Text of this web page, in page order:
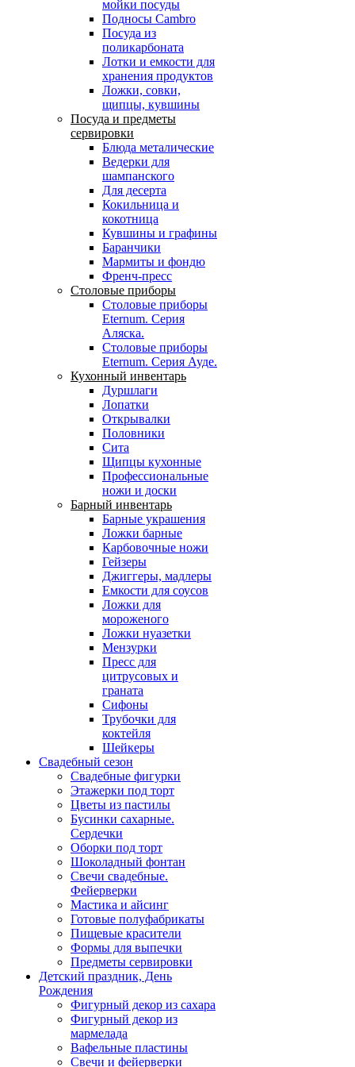
мойки посуды
Подносы Cambro
Посуда из
поликарбоната
Лотки и емкости для
хранения продуктов
Ложки, совки,
щипцы, кувшины
Посуда и предметы
сервировки
Блюда металические
Ведерки для
шампанского
Для десерта
Кокильница и
кокотница
Кувшины и графины
Баранчики
Мармиты и фондю
Френч-пресс
Столовые приборы
Столовые приборы
Eternum. Серия
Аляска.
Столовые приборы
Eternum. Серия Ауде.
Кухонный инвентарь
Дуршлаги
Лопатки
Открывалки
Половники
Сита
Щипцы кухонные
Профессиональные
ножи и доски
Барный инвентарь
Барные украшения
Ложки барные
Карбовочные ножи
Гейзеры
Джиггеры, мадлеры
Емкости для соусов
Ложки для
мороженого
Ложки нуазетки
Мензурки
Пресс для
цитрусовых и
граната
Сифоны
Трубочки для
коктейля
Шейкеры
Свадебный сезон
Свадебные фигурки
Этажерки под торт
Цветы из пастилы
Бусинки сахарные.
Сердечки
Оборки под торт
Шоколадный фонтан
Свечи свадебные.
Фейерверки
Мастика и айсинг
Готовые полуфабрикаты
Пищевые красители
Формы для выпечки
Предметы сервировки
Детский праздник, День
Рождения
Фигурный декор из сахара
Фигурный декор из
мармелада
Вафельные пластины
Свечи и фейерверки